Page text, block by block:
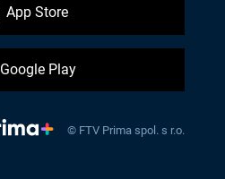
App Store
Google Play
© FTV Prima spol. s r.o.